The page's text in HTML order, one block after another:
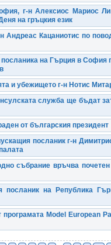
г-н Алексиос Мариос
на гръцкия език
Андреас Кацаниотис по
на Гърция в София
и убежището г-н Нотис
служба ще бъдат
от българския президент
посланик г-н
събрание връчва
на Република
Model European